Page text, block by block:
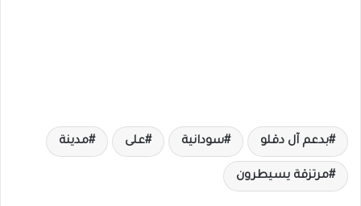
بدعم آل دقلو سودانية على مدينة
مرتزقة يسيطرون